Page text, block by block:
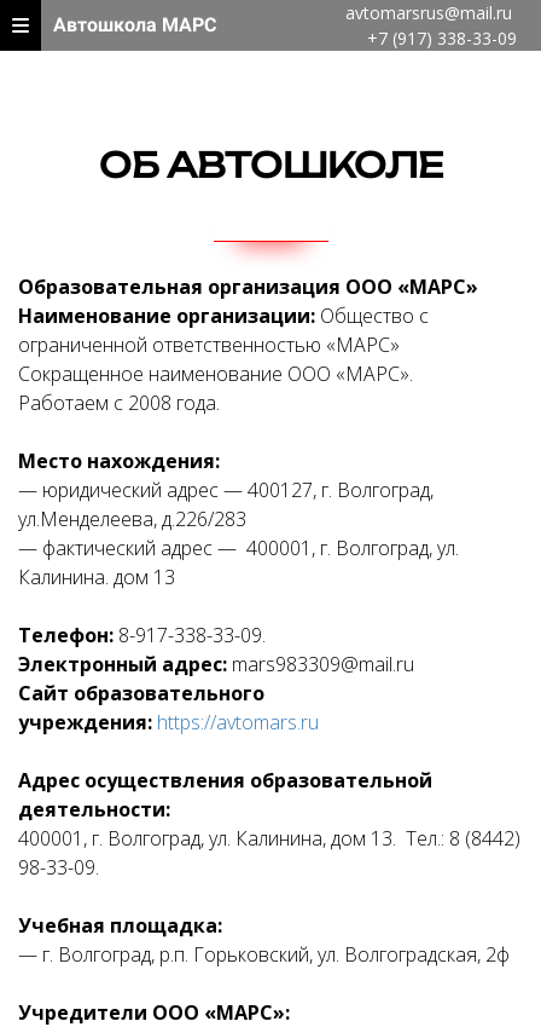
Автошкола МАРС
avtomarsrus@mail.ru
+7 (917) 338-33-09
ОБ АВТОШКОЛЕ
Образовательная организация ООО «МАРС»
Наименование организации: Общество с
ограниченной ответственностью «МАРС»
Сокращенное наименование ООО «МАРС».
Работаем с 2008 года.
Место нахождения:
— юридический адрес — 400127, г. Волгоград,
ул.Менделеева, д.226/283
— фактический адрес — 400001, г. Волгоград, ул.
Калинина. дом 13
Телефон: 8-917-338-33-09.
Электронный адрес: mars983309@mail.ru
Сайт образовательного
учреждения: https://avtomars.ru
Адрес осуществления образовательной
деятельности:
400001, г. Волгоград, ул. Калинина, дом 13. Тел.: 8 (8442)
98-33-09.
Учебная площадка:
— г. Волгоград, р.п. Горьковский, ул. Волгоградская, 2ф
Учредители ООО «МАРС»: